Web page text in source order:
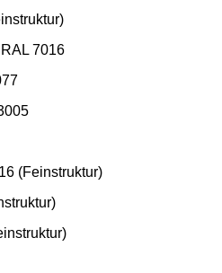
(Feinstruktur)